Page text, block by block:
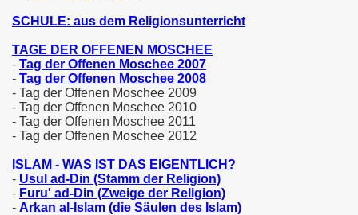
SCHULE: aus dem Religionsunterricht
TAGE DER OFFENEN MOSCHEE
- Tag der Offenen Moschee 2007
- Tag der Offenen Moschee 2008
- Tag der Offenen Moschee 2009
- Tag der Offenen Moschee 2010
- Tag der Offenen Moschee 2011
- Tag der Offenen Moschee 2012
ISLAM - WAS IST DAS EIGENTLICH?
- Usul ad-Din (Stamm der Religion)
- Furu' ad-Din (Zweige der Religion)
- Arkan al-Islam (die Säulen des Islam)